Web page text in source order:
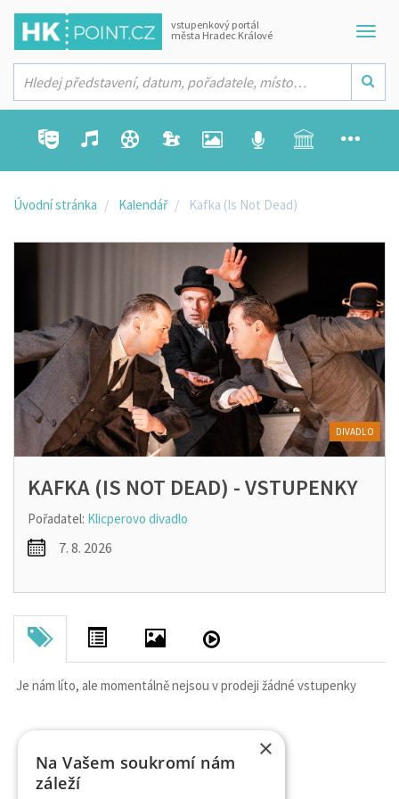
vstupenkový portál
města Hradec Králové
Úvodní stránka Kalendář Kafka (Is Not Dead)
KAFKA (IS NOT DEAD) - VSTUPENKY
Pořadatel: Klicperovo divadlo
7. 8. 2026
DIVADLO
Je nám líto, ale momentálně nejsou v prodeji žádné vstupenky
×
Na Vašem soukromí nám
záleží